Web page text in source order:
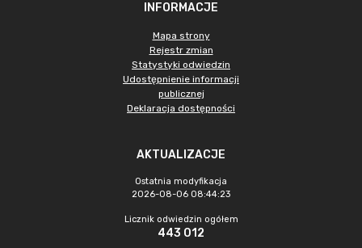
INFORMACJE
Mapa strony
Rejestr zmian
Statystyki odwiedzin
Udostępnienie informacji
publicznej
Deklaracja dostępności
AKTUALIZACJE
Ostatnia modyfikacja
2026-08-06 08:44:23
Licznik odwiedzin ogółem
443 012